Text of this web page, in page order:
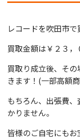
レコードを吹田市
買取金額は￥２３，
買取り成立後、そ
きます！(一部高額
もちろん、出張費
かりません。
皆様のご自宅にもお